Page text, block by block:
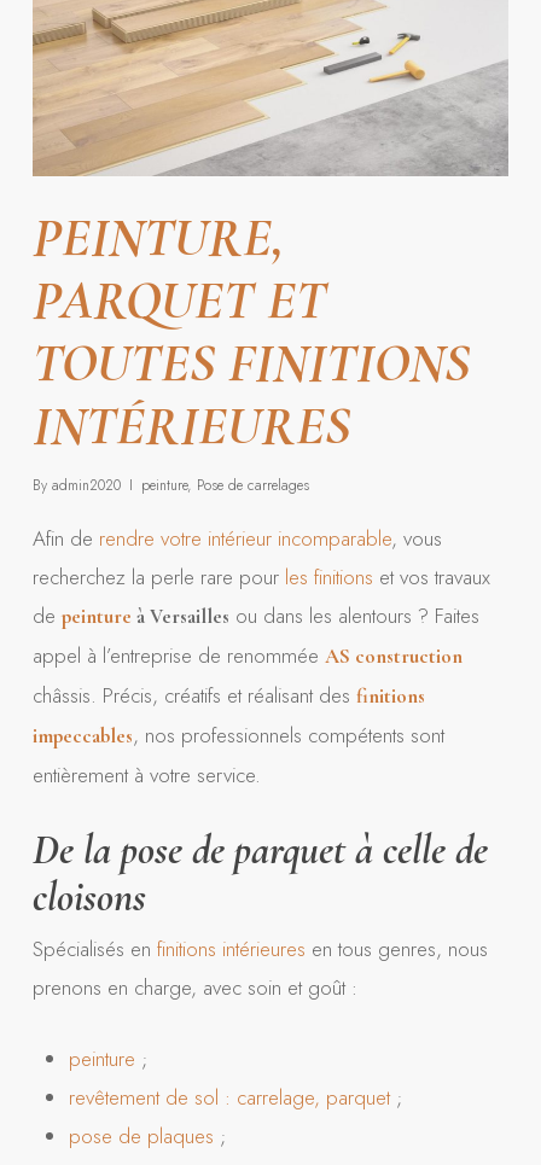
PEINTURE,
PARQUET ET
TOUTES FINITIONS
INTÉRIEURES
By admin2020 peinture, Pose de carrelages
Afin de rendre votre intérieur incomparable, vous
recherchez la perle rare pour les finitions et vos travaux
de peinture à Versailles ou dans les alentours ? Faites
appel à l’entreprise de renommée AS construction
châssis. Précis, créatifs et réalisant des finitions
impeccables, nos professionnels compétents sont
entièrement à votre service.
De la pose de parquet à celle de
cloisons
Spécialisés en finitions intérieures en tous genres, nous
prenons en charge, avec soin et goût :
peinture ;
revêtement de sol : carrelage, parquet ;
pose de plaques ;